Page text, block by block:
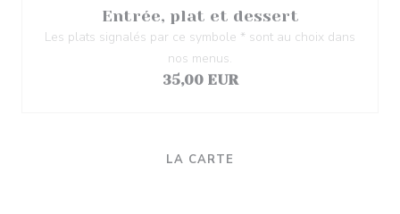
Entrée, plat et dessert
Les plats signalés par ce symbole * sont au choix dans
nos menus.
35,00 EUR
LA CARTE